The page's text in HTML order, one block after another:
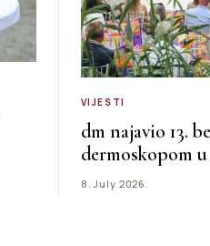
VIJESTI
dm najavio 13.
dermoskopom
8. July 2026.